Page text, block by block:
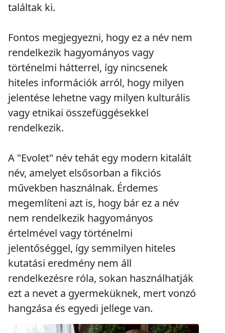
találtak ki.
Fontos megjegyezni, hogy ez a név nem
rendelkezik hagyományos vagy
történelmi hátterrel, így nincsenek
hiteles információk arról, hogy milyen
jelentése lehetne vagy milyen kulturális
vagy etnikai összefüggésekkel
rendelkezik.
A "Evolet" név tehát egy modern kitalált
név, amelyet elsősorban a fikciós
művekben használnak. Érdemes
megemlíteni azt is, hogy bár ez a név
nem rendelkezik hagyományos
értelmével vagy történelmi
jelentőséggel, így semmilyen hiteles
kutatási eredmény nem áll
rendelkezésre róla, sokan használhatják
ezt a nevet a gyermeküknek, mert vonzó
hangzása és egyedi jellege van.